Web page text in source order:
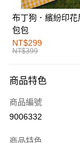
運送方式
全家取貨付款
每筆NT$60，滿
付款後全家取貨
萊爾富取貨付款
布丁狗．繽紛印花
包包
NT$299
NT$399
商品特色
商品編號
9006332
商品特色